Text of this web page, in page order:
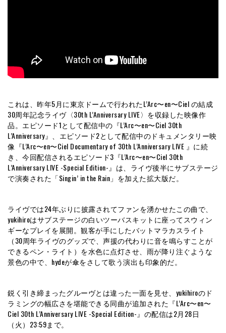
これは、昨年5月に東京ドームで行われたL’Arc〜en〜Ciel の結成
30周年記念ライヴ〈30th L’Anniversary LIVE〉を収録した映像作
品。エピソード1として配信中の『L’Arc〜en〜Ciel 30th
L’Anniversary』、エピソード2として配信中のドキュメンタリー映
像『L’Arc〜en〜Ciel Documentary of 30th L’Anniversary LIVE 』に続
き、今回配信されるエピソード3『L’Arc〜en〜Ciel 30th
L’Anniversary LIVE -Special Edition-』は、ライヴ後半にサブステージ
で演奏された「Singin’ in the Rain」を加えた拡大版だ。
ライヴでは24年ぶりに披露されてファンを湧かせたこの曲で、
yukihiroはサブステージの白いツーバスキットに座ってスウィン
ギーなプレイを展開。観客が手にしたバットマラカスライト
（30周年ライヴのグッズで、声援の代わりに音を鳴らすことが
できるペン・ライト）を水色に点灯させ、雨が降り注ぐような
景色の中で、hydeが傘をさして歌う演出も印象的だ。
鋭く引き締まったグルーヴとは違った一面を見せ、yukihiroのド
ラミングの幅広さを堪能できる同曲が追加された『L’Arc〜en〜
Ciel 30th L’Anniversary LIVE -Special Edition-』の配信は2月28日
（火）23:59まで。